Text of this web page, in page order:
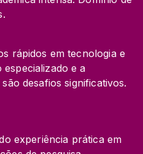
rápidos em tecnologia e
e a
desafios significativos.
experiência prática em